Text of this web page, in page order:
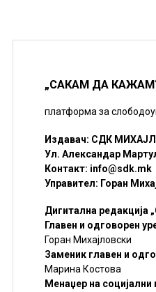
„САКАМ ДА
платформа за
Издавач: СДК
Ул. Александар
Контакт: info@sdk.mk
Управител: Горан
Дигитална редакција
Главен и одговорен
Горан Михајловски
Заменик главен и
Марина Костова
Менаџер на